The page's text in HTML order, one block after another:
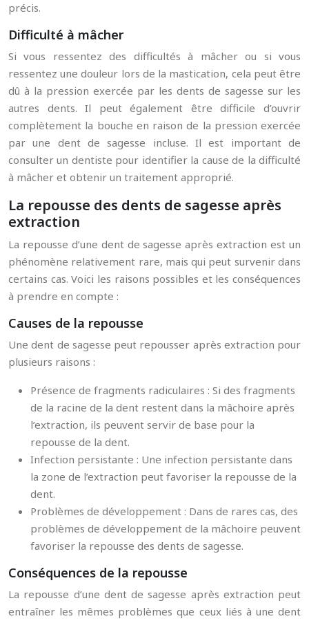
précis.
Difficulté à mâcher
Si vous ressentez des difficultés à mâcher ou si vous
ressentez une douleur lors de la mastication, cela peut être
dû à la pression exercée par les dents de sagesse sur les
autres dents. Il peut également être difficile d’ouvrir
complètement la bouche en raison de la pression exercée
par une dent de sagesse incluse. Il est important de
consulter un dentiste pour identifier la cause de la difficulté
à mâcher et obtenir un traitement approprié.
La repousse des dents de sagesse après
extraction
La repousse d’une dent de sagesse après extraction est un
phénomène relativement rare, mais qui peut survenir dans
certains cas. Voici les raisons possibles et les conséquences
à prendre en compte :
Causes de la repousse
Une dent de sagesse peut repousser après extraction pour
plusieurs raisons :
Présence de fragments radiculaires : Si des fragments
de la racine de la dent restent dans la mâchoire après
l’extraction, ils peuvent servir de base pour la
repousse de la dent.
Infection persistante : Une infection persistante dans
la zone de l’extraction peut favoriser la repousse de la
dent.
Problèmes de développement : Dans de rares cas, des
problèmes de développement de la mâchoire peuvent
favoriser la repousse des dents de sagesse.
Conséquences de la repousse
La repousse d’une dent de sagesse après extraction peut
entraîner les mêmes problèmes que ceux liés à une dent